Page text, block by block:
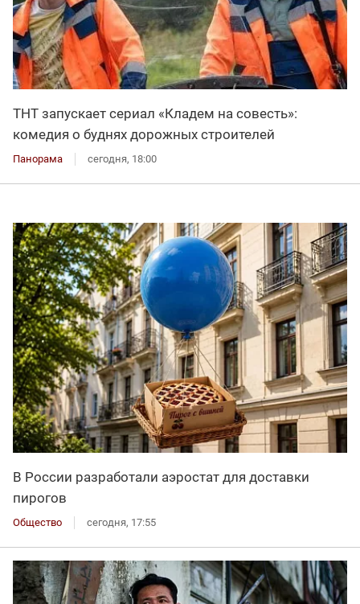
ТНТ запускает сериал «Кладем на совесть»:
комедия о буднях дорожных строителей
Панорама сегодня, 18:00
В России разработали аэростат для доставки
пирогов
Общество сегодня, 17:55